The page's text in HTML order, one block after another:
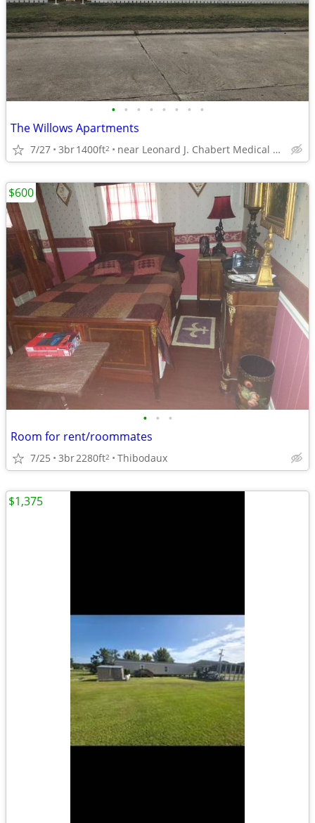
• • • • • • • •
The Willows Apartments
7/27 3br1400ft2 near Leonard J. Chabert Medical Center
• • •
Room for rent/roommates
7/25 3br2280ft2 Thibodaux
$600
$1,375